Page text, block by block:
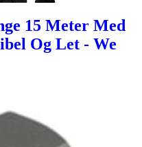
15 Meter Med
Og Let - We